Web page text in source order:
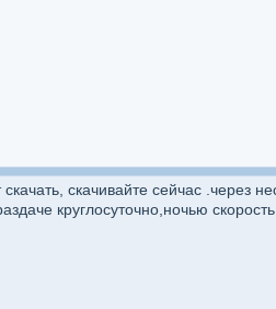
скачать, скачивайте сейчас .через
круглосуточно,ночью